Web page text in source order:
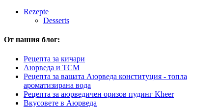
Rezepte
Desserts
От нашия блог:
Рецепта за кичари
Аюрведа и TCM
Рецепта за вашата Аюрведа конституция - топла
ароматизирана вода
Рецепта за аюрведичен оризов пудинг Kheer
Вкусовете в Аюрведа